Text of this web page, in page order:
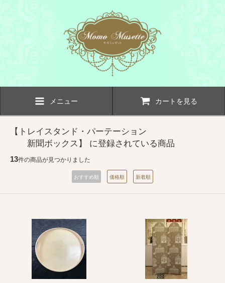
メニュー カートを見る
【トレイスタンド・パーテーション
新聞ボックス】 に登録されている商品
13件の商品が見つかりました
おすすめ順 価格順 新着順